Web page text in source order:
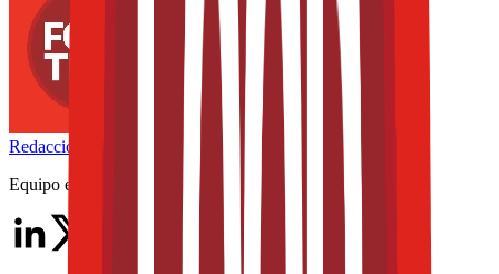
Redacción
THE FOOD TECH
Equipo editorial de contenidos